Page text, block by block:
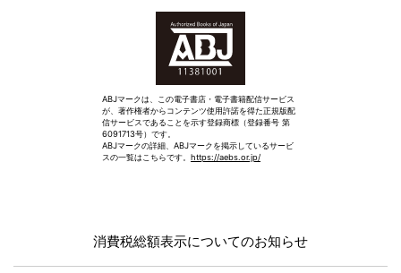
ABJマークは、この電子書店・電子書籍配信サービス
が、著作権者からコンテンツ使用許諾を得た正規版配
信サービスであることを示す登録商標（登録番号 第
6091713号）です。
ABJマークの詳細、ABJマークを掲示しているサービ
スの一覧はこちらです。 https://aebs.or.jp/
消費税総額表示についてのお知らせ